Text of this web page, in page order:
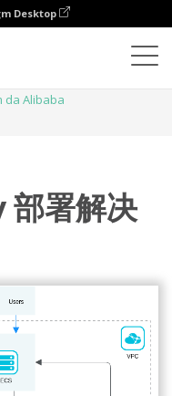
Desktop
da Alibaba
署解决